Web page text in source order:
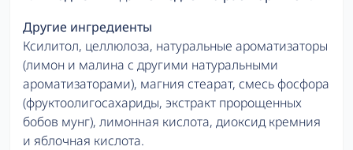
Другие ингредиенты
Ксилитол, целлюлоза, натуральные ароматизаторы
(лимон и малина с другими натуральными
ароматизаторами), магния стеарат, смесь фосфора
(фруктоолигосахариды, экстракт пророщенных
бобов мунг), лимонная кислота, диоксид кремния
и яблочная кислота.